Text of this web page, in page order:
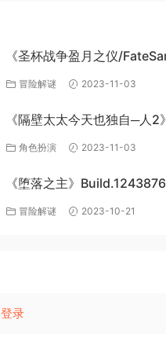
《圣杯战争盈月之仪/
单机游戏下载
冒险解谜 2023-11-03
《隔壁太太今天也独自─人
角色扮演 2023-11-03
《堕落之主》
下载冒险解谜 2023-10-21
登录